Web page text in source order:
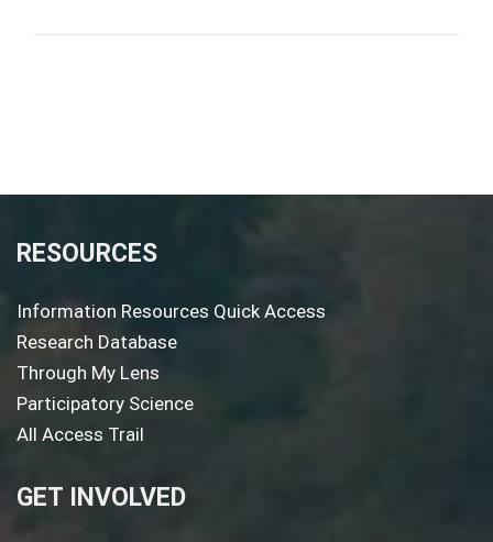
RESOURCES
Information Resources Quick Access
Research Database
Through My Lens
Participatory Science
All Access Trail
GET INVOLVED